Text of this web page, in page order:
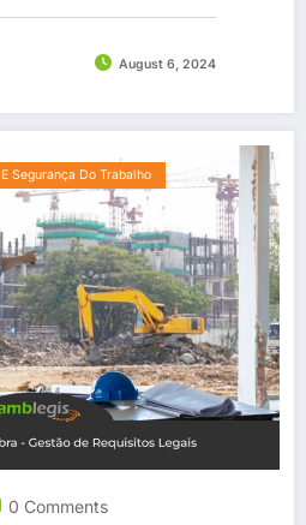
August 6, 2024
Segurança Do Trabalho
0 Comments